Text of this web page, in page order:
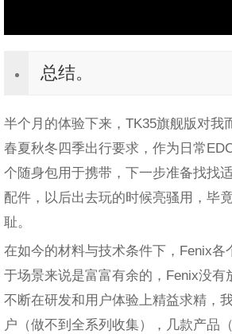
总结。
半个月的体验下来，TK35旗舰版对我
春夏秋冬四季出行要求，作为日常
个随身包用于携带，下一步准备找找
配件，以后出去玩的时候亮骚用，毕
耻。
在如今的材料与技术条件下，Fenix各
于场景来说是富富有余的，Fenix没有
不断在研发和用户体验上精益求精，
户（做不到全系列收集），几款产品